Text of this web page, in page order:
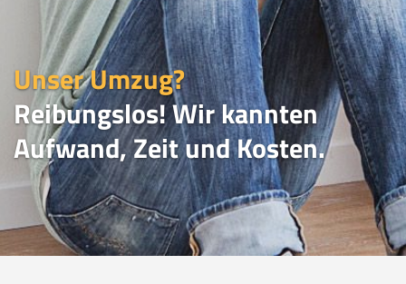
Unser Umzug?
Reibungslos! Wir kannten
Aufwand, Zeit und Kosten.